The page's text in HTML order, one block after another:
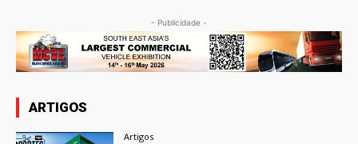
- Publicidade -
ARTIGOS
Artigos